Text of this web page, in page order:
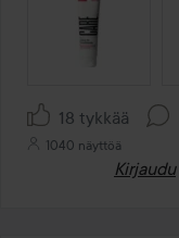
18 tykkää
1040 näyttöä
Kirjaudu